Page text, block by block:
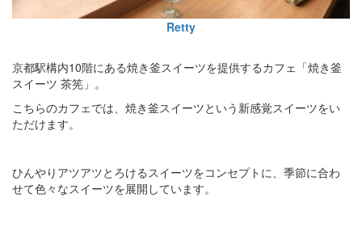
Retty
京都駅構内10階にある焼き釜スイーツを提供するカフェ「焼き釜
スイーツ 茶筅」。
こちらのカフェでは、焼き釜スイーツという新感覚スイーツをい
ただけます。
ひんやりアツアツとろけるスイーツをコンセプトに、季節に合わ
せて色々なスイーツを展開しています。